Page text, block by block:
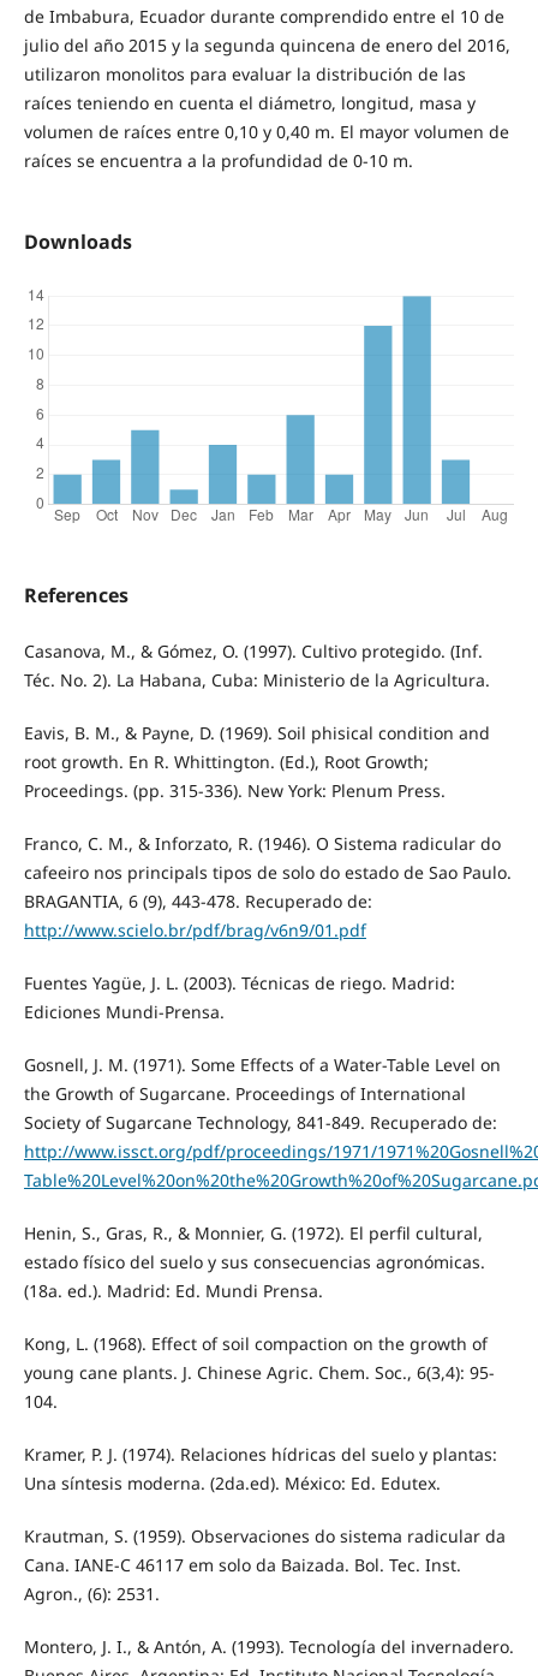
de Imbabura, Ecuador durante comprendido entre el 10 de
julio del año 2015 y la segunda quincena de enero del 2016,
utilizaron monolitos para evaluar la distribución de las
raíces teniendo en cuenta el diámetro, longitud, masa y
volumen de raíces entre 0,10 y 0,40 m. El mayor volumen de
raíces se encuentra a la profundidad de 0-10 m.
Downloads
References
Casanova, M., & Gómez, O. (1997). Cultivo protegido. (Inf.
Téc. No. 2). La Habana, Cuba: Ministerio de la Agricultura.
Eavis, B. M., & Payne, D. (1969). Soil phisical condition and
root growth. En R. Whittington. (Ed.), Root Growth;
Proceedings. (pp. 315-336). New York: Plenum Press.
Franco, C. M., & Inforzato, R. (1946). O Sistema radicular do
cafeeiro nos principals tipos de solo do estado de Sao Paulo.
BRAGANTIA, 6 (9), 443-478. Recuperado de:
http://www.scielo.br/pdf/brag/v6n9/01.pdf
Fuentes Yagüe, J. L. (2003). Técnicas de riego. Madrid:
Ediciones Mundi-Prensa.
Gosnell, J. M. (1971). Some Effects of a Water-Table Level on
the Growth of Sugarcane. Proceedings of International
Society of Sugarcane Technology, 841-849. Recuperado de:
http://www.issct.org/pdf/proceedings/1971/
Henin, S., Gras, R., & Monnier, G. (1972). El perfil cultural,
estado físico del suelo y sus consecuencias agronómicas.
(18a. ed.). Madrid: Ed. Mundi Prensa.
Kong, L. (1968). Effect of soil compaction on the growth of
young cane plants. J. Chinese Agric. Chem. Soc., 6(3,4): 95-
104.
Kramer, P. J. (1974). Relaciones hídricas del suelo y plantas:
Una síntesis moderna. (2da.ed). México: Ed. Edutex.
Krautman, S. (1959). Observaciones do sistema radicular da
Cana. IANE-C 46117 em solo da Baizada. Bol. Tec. Inst.
Agron., (6): 2531.
Montero, J. I., & Antón, A. (1993). Tecnología del invernadero.